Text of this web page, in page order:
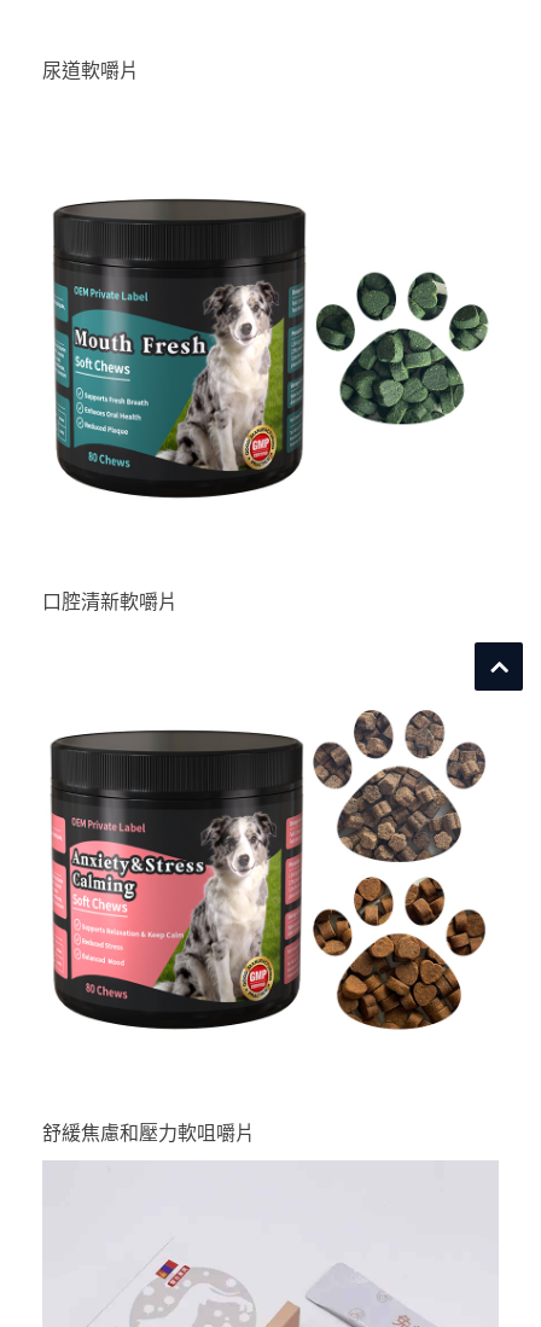
尿道軟嚼片
口腔清新軟嚼片
舒緩焦慮和壓力軟咀嚼片